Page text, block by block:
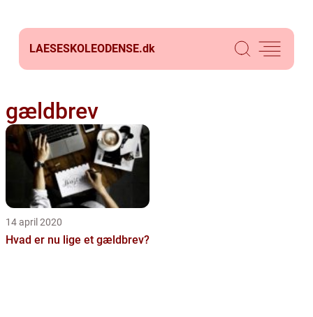
LAESESKOLEODENSE.dk
gældbrev
14 april 2020
Hvad er nu lige et gældbrev?